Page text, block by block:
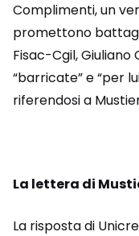
Complimenti, un
promettono
Fisac-Cgil,
“barricate” e “per
riferendosi a
La lettera di
La risposta di